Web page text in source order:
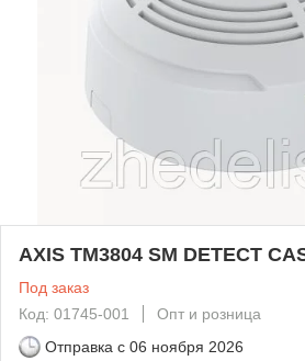
AXIS TM3804 SM DETECT
Под заказ
Код: 01745-001
Опт и розница
Отправка с 06 ноября 2026